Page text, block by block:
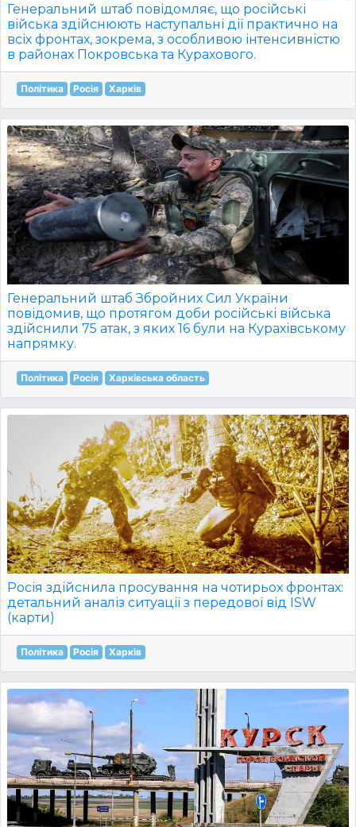
Генеральний штаб повідомляє, що російські
війська здійснюють наступальні дії практично на
всіх фронтах, зокрема, з особливою інтенсивністю
в районах Покровська та Курахового.
Політика Росія Харків
Генеральний штаб Збройних Сил України
повідомив, що протягом доби російські війська
здійснили 75 атак, з яких 16 були на Курахівському
напрямку.
Політика Росія Харківська область
Росія здійснила просування на чотирьох фронтах:
детальний аналіз ситуації з передової від ISW
(карти)
Політика Росія Харків